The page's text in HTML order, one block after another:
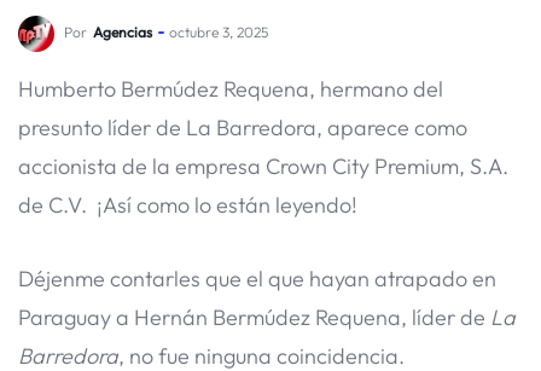
Por Agencias octubre 3, 2025
Humberto Bermúdez Requena, hermano del
presunto líder de La Barredora, aparece como
accionista de la empresa Crown City Premium, S.A.
de C.V. ¡Así como lo están leyendo!
Déjenme contarles que el que hayan atrapado en
Paraguay a Hernán Bermúdez Requena, líder de La
Barredora, no fue ninguna coincidencia.